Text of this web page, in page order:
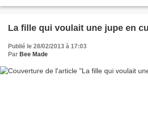
La fille qui voulait une jupe en
Publié le 28/02/2013 à 17:03
Par Bee Made